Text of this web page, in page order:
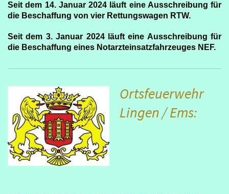
Seit dem 14. Januar 2024 läuft eine Ausschreibung für
die Beschaffung von vier Rettungswagen RTW.
Seit dem 3. Januar 2024 läuft eine Ausschreibung für
die Beschaffung eines Notarzteinsatzfahrzeuges NEF.
Ortsfeuerwehr
Lingen / Ems: